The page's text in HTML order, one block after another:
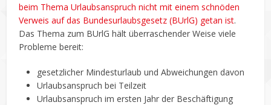
beim Thema Urlaubsanspruch nicht mit einem schnöden
Verweis auf das Bundesurlaubsgesetz (BUrlG) getan ist.
Das Thema zum BUrlG hält überraschender Weise viele
Probleme bereit:
gesetzlicher Mindesturlaub und Abweichungen davon
Urlaubsanspruch bei Teilzeit
Urlaubsanspruch im ersten Jahr der Beschäftigung